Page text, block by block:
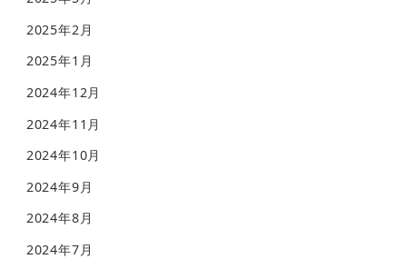
2025年2月
2025年1月
2024年12月
2024年11月
2024年10月
2024年9月
2024年8月
2024年7月